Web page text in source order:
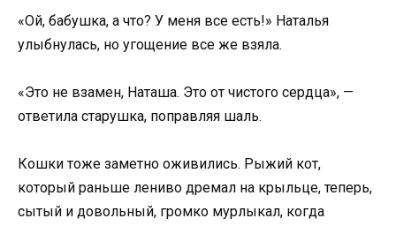
«Ой, бабушка, а что? У меня все есть!» Наталья
улыбнулась, но угощение все же взяла.
«Это не взамен, Наташа. Это от чистого сердца», —
ответила старушка, поправляя шаль.
Кошки тоже заметно оживились. Рыжий кот,
который раньше лениво дремал на крыльце, теперь,
сытый и довольный, громко мурлыкал, когда